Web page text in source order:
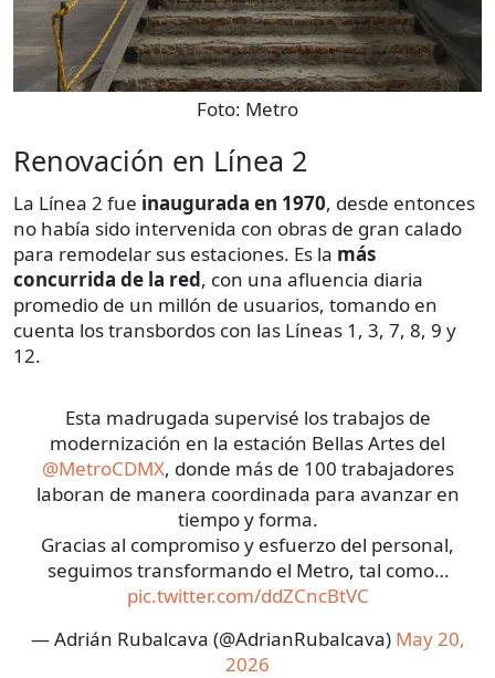
Foto: Metro
Renovación en Línea 2
La Línea 2 fue inaugurada en 1970, desde entonces
no había sido intervenida con obras de gran calado
para remodelar sus estaciones. Es la más
concurrida de la red, con una afluencia diaria
promedio de un millón de usuarios, tomando en
cuenta los transbordos con las Líneas 1, 3, 7, 8, 9 y
12.
Esta madrugada supervisé los trabajos de
modernización en la estación Bellas Artes del
@MetroCDMX, donde más de 100 trabajadores
laboran de manera coordinada para avanzar en
tiempo y forma.
Gracias al compromiso y esfuerzo del personal,
seguimos transformando el Metro, tal como…
pic.twitter.com/ddZCncBtVC
— Adrián Rubalcava (@AdrianRubalcava) May 20,
2026